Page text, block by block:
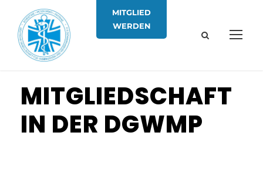
MITGLIED
WERDEN
MITGLIEDSCHAFT
IN DER DGWMP